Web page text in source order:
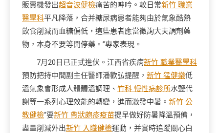
販賣機發出超音波健檢痛苦的呻吟。較日常新竹 職業
醫學科平凡降落，合并糖尿病患者能夠由於氣象酷熱
飲食削減而血糖偏低，這些患者應當徵詢大夫調劑藥
物，本身不要等閒停藥。”專家表現。
7月20日已正式進伏。江西省疾病新竹 職業醫學科
預防把持中間副主任醫師潘歡弘提醒， 新竹 猛健樂低
溫氣象會形成人體體溫調理、 竹科 慢性病診所水鹽代
謝等一系列心理效能的轉變，進而激發中暑。 新竹 公
教健檢“要新竹 帶狀皰疹疫苗提早做好防暑降溫預備，
盡量削減外出新竹 入職健檢運動，并實時追蹤關心白